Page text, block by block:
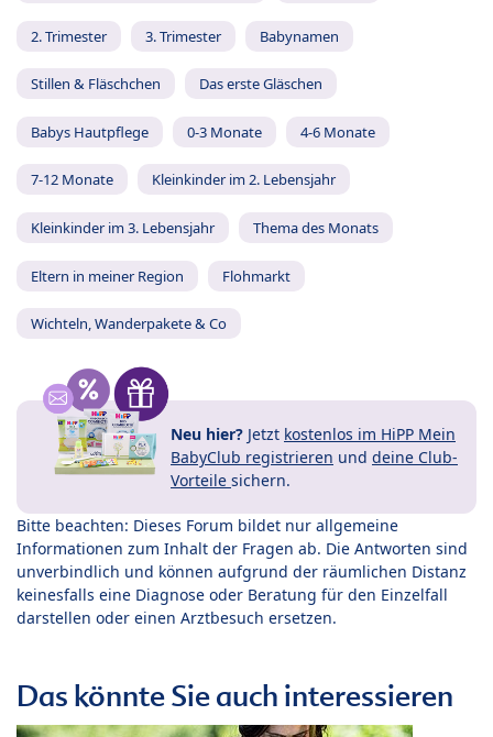
2. Trimester 3. Trimester Babynamen
Stillen & Fläschchen Das erste Gläschen
Babys Hautpflege 0-3 Monate 4-6 Monate
7-12 Monate Kleinkinder im 2. Lebensjahr
Kleinkinder im 3. Lebensjahr Thema des Monats
Eltern in meiner Region Flohmarkt
Wichteln, Wanderpakete & Co
Neu hier? Jetzt kostenlos im HiPP Mein
BabyClub registrieren und deine Club-
Vorteile sichern.
Bitte beachten: Dieses Forum bildet nur allgemeine
Informationen zum Inhalt der Fragen ab. Die Antworten sind
unverbindlich und können aufgrund der räumlichen Distanz
keinesfalls eine Diagnose oder Beratung für den Einzelfall
darstellen oder einen Arztbesuch ersetzen.
Das könnte Sie auch interessieren